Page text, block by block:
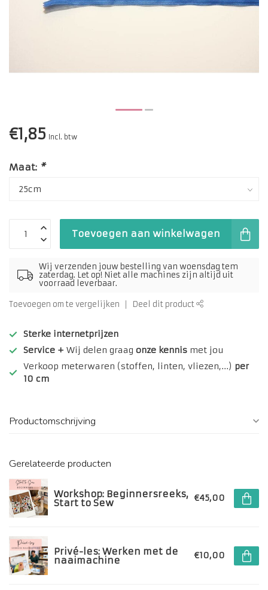
€1,85 Incl. btw
Maat: *
Toevoegen aan winkelwagen
Wij verzenden jouw bestelling van woensdag tem
zaterdag. Let op! Niet alle machines zijn altijd uit
voorraad leverbaar.
Toevoegen om te vergelijken Deel dit product
Sterke internetprijzen
Service + Wij delen graag onze kennis met jou
Verkoop meterwaren (stoffen, linten, vliezen,...) per
10 cm
Productomschrijving
Gerelateerde producten
Workshop: Beginnersreeks,
Start to Sew €45,00
Privé-les: Werken met de
naaimachine €10,00